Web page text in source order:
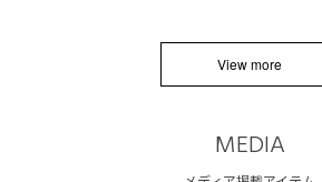
View more
MEDIA